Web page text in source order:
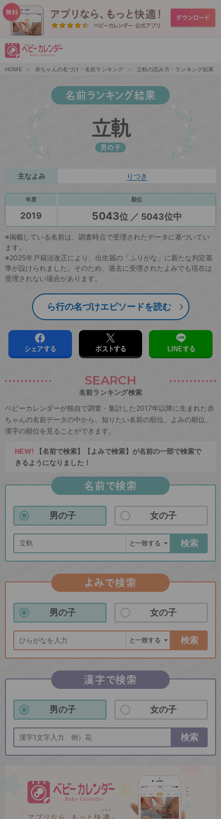
HOME 赤ちゃんの名づけ・名前ランキング 立軌の読み方・ランキング結果
名前ランキング結果
立軌
男の子
主なよみ りつき
年度 順位
2019 5043位 ／ 5043位中
※掲載している名前は、調査時点で受理されたデータに基づいてい
ます。
※2025年戸籍法改正により、出生届の「ふりがな」に新たな判定基
準が設けられました。そのため、過去に受理されたよみでも現在は
受理されない場合があります。
ら行の名づけエピソードを読む
シェアする ポストする LINEする
SEARCH
名前ランキング検索
ベビーカレンダーが独自で調査・集計した2017年以降に生まれた赤
ちゃんの名前データの中から、知りたい名前の順位、よみの順位、
漢字の順位を見ることができます。
NEW! 【名前で検索】【よみで検索】が名前の一部で検索で
きるようになりました！
名前で検索
男の子 女の子
検索
よみで検索
男の子 女の子
検索
漢字で検索
男の子 女の子
検索